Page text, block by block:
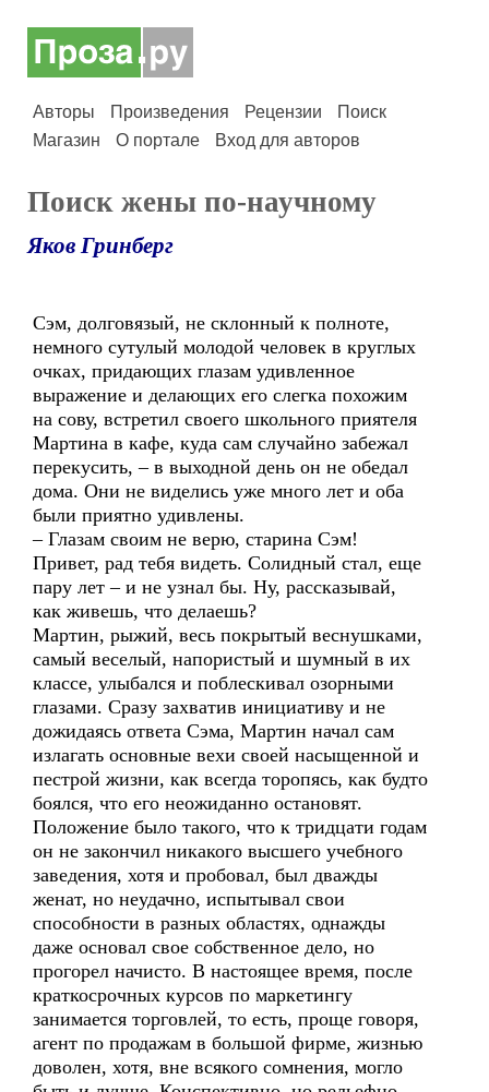
Авторы Произведения Рецензии
Поиск
Магазин
О портале Вход для авторов
Поиск жены по-научному
Яков Гринберг
Сэм, долговязый, не склонный к полноте,
немного сутулый молодой человек в круглых
очках, придающих глазам удивленное
выражение и делающих его слегка похожим
на сову, встретил своего школьного приятеля
Мартина в кафе, куда сам случайно забежал
перекусить, – в выходной день он не обедал
дома. Они не виделись уже много лет и оба
были приятно удивлены.
– Глазам своим не верю, старина Сэм!
Привет, рад тебя видеть. Солидный стал, еще
пару лет – и не узнал бы. Ну, рассказывай,
как живешь, что делаешь?
Мартин, рыжий, весь покрытый веснушками,
самый веселый, напористый и шумный в их
классе, улыбался и поблескивал озорными
глазами. Сразу захватив инициативу и не
дожидаясь ответа Сэма, Мартин начал сам
излагать основные вехи своей насыщенной и
пестрой жизни, как всегда торопясь, как будто
боялся, что его неожиданно остановят.
Положение было такого, что к тридцати годам
он не закончил никакого высшего учебного
заведения, хотя и пробовал, был дважды
женат, но неудачно, испытывал свои
способности в разных областях, однажды
даже основал свое собственное дело, но
прогорел начисто. В настоящее время, после
краткосрочных курсов по маркетингу
занимается торговлей, то есть, проще говоря,
агент по продажам в большой фирме, жизнью
доволен, хотя, вне всякого сомнения, могло